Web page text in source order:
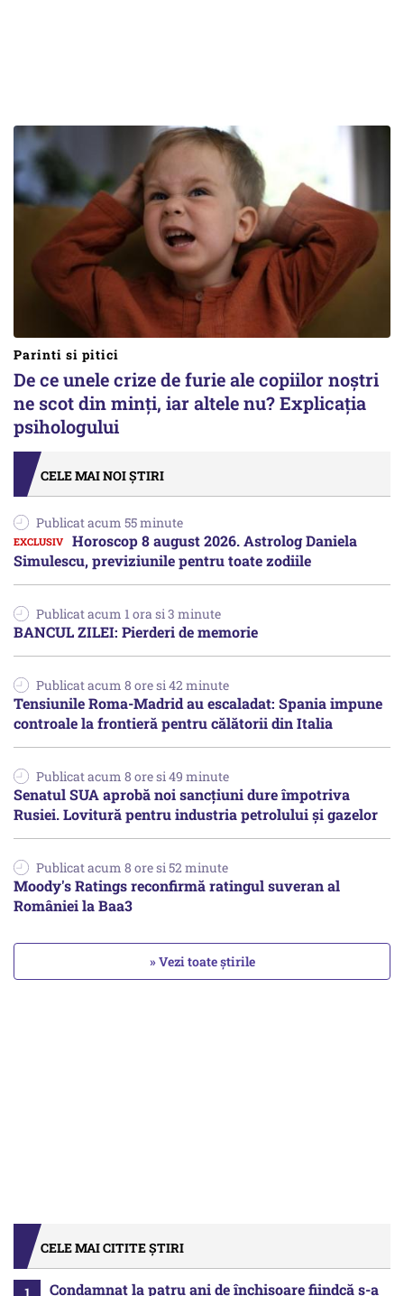
Parinti si pitici
De ce unele crize de furie ale copiilor noștri
ne scot din minți, iar altele nu? Explicația
psihologului
CELE MAI NOI ȘTIRI
Publicat acum 55 minute
Horoscop 8 august 2026. Astrolog Daniela
Simulescu, previziunile pentru toate zodiile
Publicat acum 1 ora si 3 minute
BANCUL ZILEI: Pierderi de memorie
Publicat acum 8 ore si 42 minute
Tensiunile Roma-Madrid au escaladat: Spania impune
controale la frontieră pentru călătorii din Italia
Publicat acum 8 ore si 49 minute
Senatul SUA aprobă noi sancțiuni dure împotriva
Rusiei. Lovitură pentru industria petrolului și gazelor
Publicat acum 8 ore si 52 minute
Moody's Ratings reconfirmă ratingul suveran al
României la Baa3
» Vezi toate știrile
CELE MAI CITITE ȘTIRI
Condamnat la patru ani de închisoare fiindcă s-a